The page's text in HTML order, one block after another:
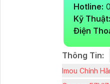
Hotline:
Kỹ Thuật:
Điện
Thông Tin:
Imou Chính